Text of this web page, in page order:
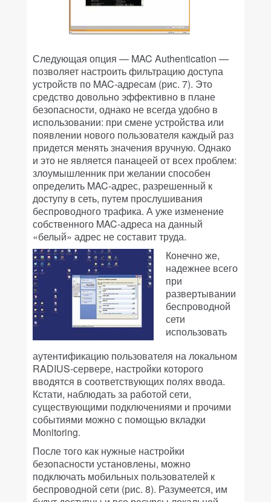
Следующая опция — MAC Authentication —
позволяет настроить фильтрацию доступа
устройств по MAC-адресам (рис. 7). Это
средство довольно эффективно в плане
безопасности, однако не всегда удобно в
использовании: при смене устройства или
появлении нового пользователя каждый раз
придется менять значения вручную. Однако
и это не является панацеей от всех проблем:
злоумышленник при желании способен
определить MAC-адрес, разрешенный к
доступу в сеть, путем прослушивания
беспроводного трафика. А уже изменение
собственного MAC-адреса на данный
«белый» адрес не составит труда.
Конечно же,
надежнее всего
при
развертывании
беспроводной
сети
использовать
аутентификацию пользователя на локальном
RADIUS-сервере, настройки которого
вводятся в соответствующих полях ввода.
Кстати, наблюдать за работой сети,
существующими подключениями и прочими
событиями можно с помощью вкладки
Monitoring.
После того как нужные настройки
безопасности установлены, можно
подключать мобильных пользователей к
беспроводной сети (рис. 8). Разумеется, им